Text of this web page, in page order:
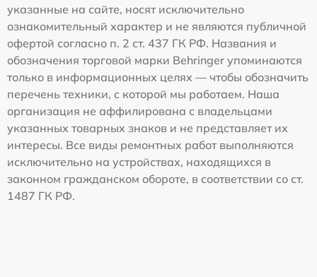
указанные на сайте, носят исключительно
ознакомительный характер и не являются публичной
офертой согласно п. 2 ст. 437 ГК РФ. Названия и
обозначения торговой марки Behringer упоминаются
только в информационных целях — чтобы обозначить
перечень техники, с которой мы работаем. Наша
организация не аффилирована с владельцами
указанных товарных знаков и не представляет их
интересы. Все виды ремонтных работ выполняются
исключительно на устройствах, находящихся в
законном гражданском обороте, в соответствии со ст.
1487 ГК РФ.